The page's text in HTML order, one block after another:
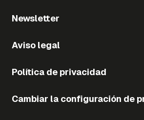
Newsletter
Aviso legal
Política de privacidad
Cambiar la configuración de